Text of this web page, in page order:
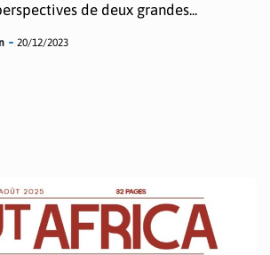
de deux grandes...
20/12/2023